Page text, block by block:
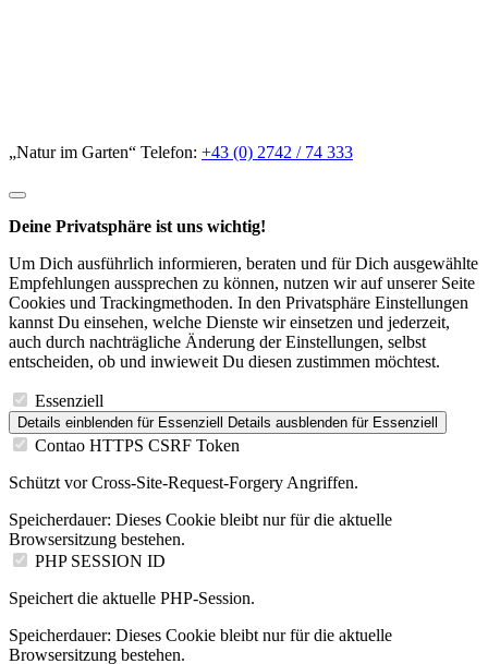
„Natur im Garten“ Telefon: +43 (0) 2742 / 74 333
Deine Privatsphäre ist uns wichtig!
Um Dich ausführlich informieren, beraten und für Dich ausgewählte
Empfehlungen aussprechen zu können, nutzen wir auf unserer Seite
Cookies und Trackingmethoden. In den Privatsphäre Einstellungen
kannst Du einsehen, welche Dienste wir einsetzen und jederzeit,
auch durch nachträgliche Änderung der Einstellungen, selbst
entscheiden, ob und inwieweit Du diesen zustimmen möchtest.
Essenziell
Details einblenden für Essenziell Details ausblenden für Essenziell
Contao HTTPS CSRF Token
Schützt vor Cross-Site-Request-Forgery Angriffen.
Speicherdauer: Dieses Cookie bleibt nur für die aktuelle
Browsersitzung bestehen.
PHP SESSION ID
Speichert die aktuelle PHP-Session.
Speicherdauer: Dieses Cookie bleibt nur für die aktuelle
Browsersitzung bestehen.